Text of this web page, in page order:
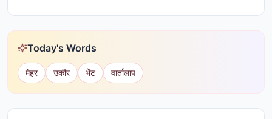
Today's Words
मेहर उकीर भेंट वार्तालाप